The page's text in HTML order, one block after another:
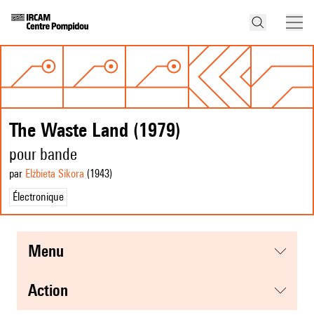
The Waste Land (1979)
pour bande
par Elżbieta Sikora (1943)
Électronique
menu
action